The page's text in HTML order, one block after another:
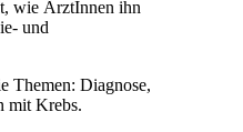
wie ÄrztInnen ihn
und
Themen: Diagnose,
mit Krebs.